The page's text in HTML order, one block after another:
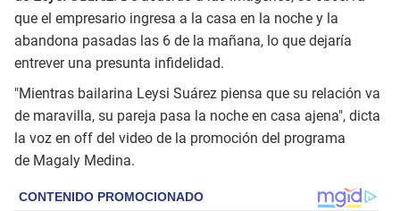
que el empresario ingresa a la casa en la noche y la
abandona pasadas las 6 de la mañana, lo que dejaría
entrever una presunta infidelidad.
"Mientras bailarina Leysi Suárez piensa que su relación va
de maravilla, su pareja pasa la noche en casa ajena", dicta
la voz en off del video de la promoción del programa
de Magaly Medina.